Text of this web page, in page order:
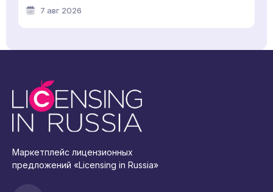
7 авг 2026
Маркетплейс лицензионных
предложений «Licensing in Russia»